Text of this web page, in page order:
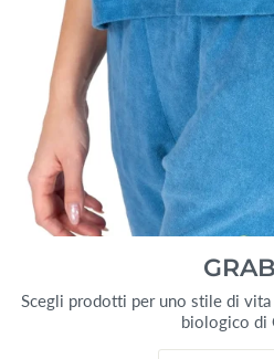
Scegli prodotti per uno stile di
biologico di